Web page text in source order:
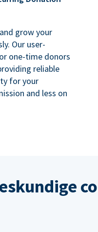
grow your
Our user-
one-time donors
reliable
for your
and less on